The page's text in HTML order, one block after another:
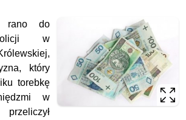
rano do
w
który
torebkę
w